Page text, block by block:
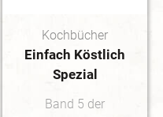
Kochbücher
Einfach Köstlich
Spezial
Band 5 der